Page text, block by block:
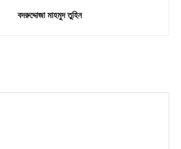
বদরুদ্দোজা মাহমুদ তুহিন